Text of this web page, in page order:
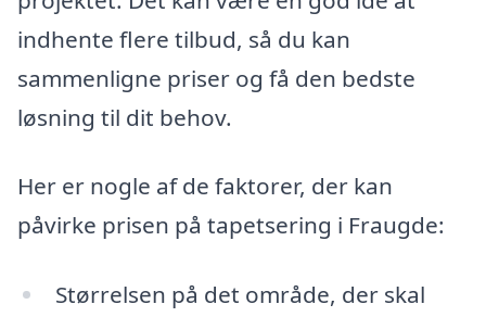
indhente flere tilbud, så du kan
sammenligne priser og få den bedste
løsning til dit behov.
Her er nogle af de faktorer, der kan
påvirke prisen på tapetsering i Fraugde:
Størrelsen på det område, der skal